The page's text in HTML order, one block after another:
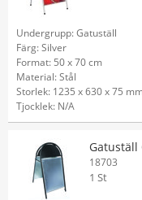
Undergrupp: Gatuställ
Färg: Silver
Format: 50 x 70 cm
Material: Stål
Storlek: 1235 x 630 x 75
Tjocklek: N/A
Gatuställ
18703
1 St